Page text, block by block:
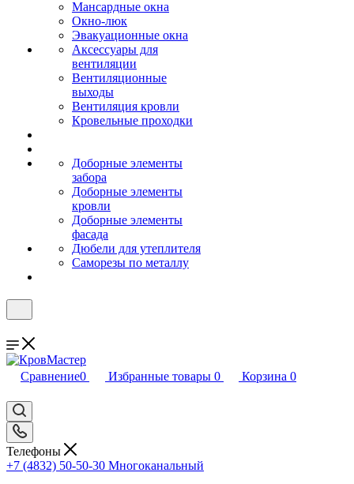
Мансардные окна
Окно-люк
Эвакуационные окна
Аксессуары для
вентиляции
Вентиляционные
выходы
Вентиляция кровли
Кровельные проходки
Доборные элементы
забора
Доборные элементы
кровли
Доборные элементы
фасада
Дюбели для утеплителя
Саморезы по металлу
Сравнение0 Избранные товары 0 Корзина 0
Телефоны
+7 (4832) 50-50-30 Многоканальный